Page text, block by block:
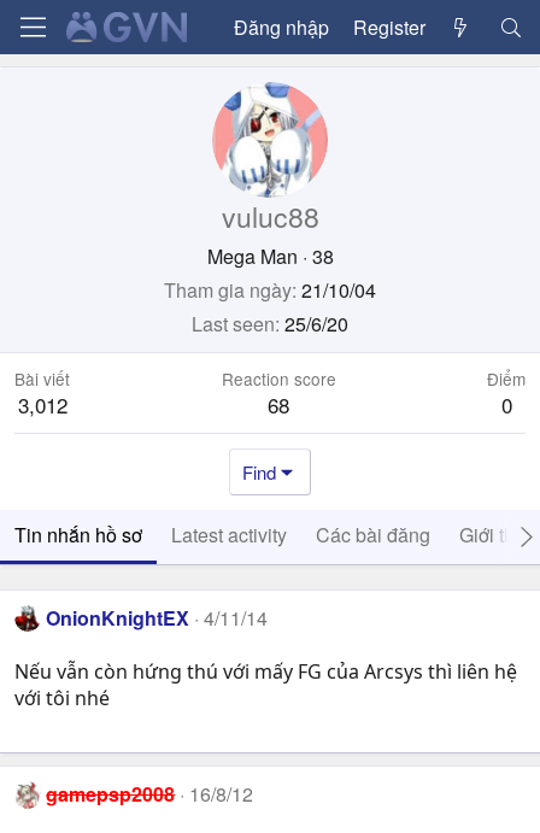
Đăng nhập Register
vuluc88
Mega Man · 38
Tham gia ngày 21/10/04
Last seen 25/6/20
Bài viết
3,012
Reaction score
68
Điểm
0
Find
Tin nhắn hồ sơ Latest activity Các bài đăng Giới thiệu
OnionKnightEX 4/11/14
Nếu vẫn còn hứng thú với mấy FG của Arcsys thì liên hệ
với tôi nhé
gamepsp2008 16/8/12